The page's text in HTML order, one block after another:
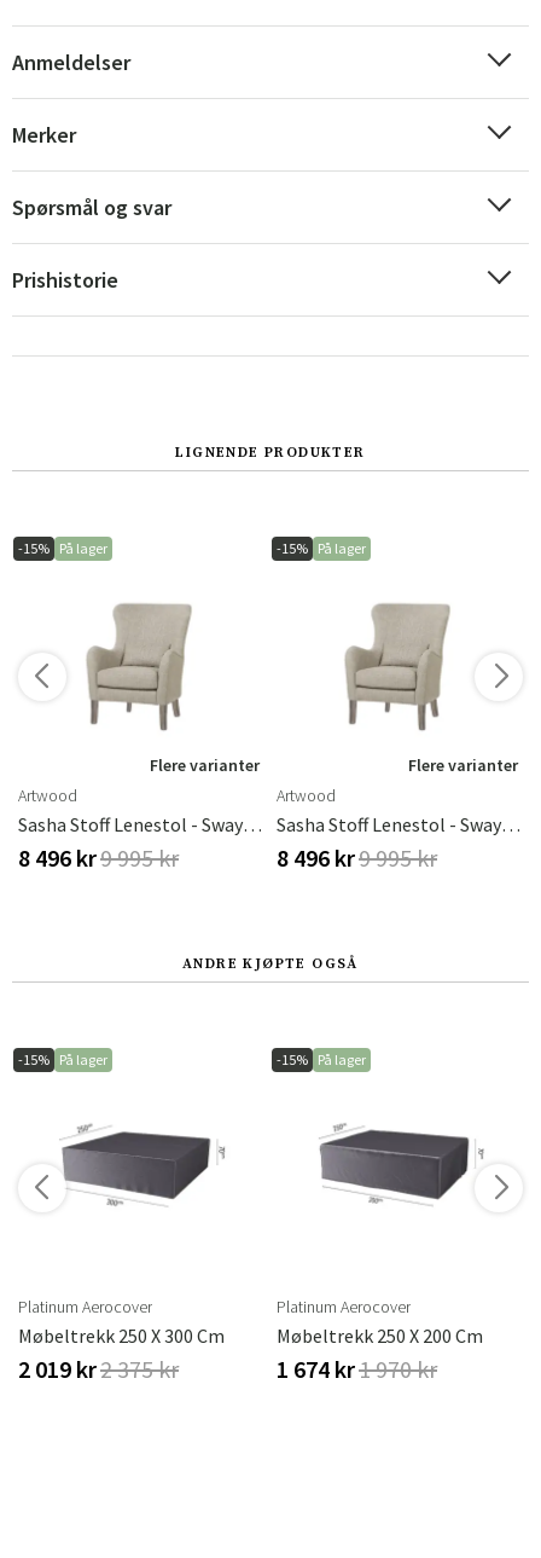
Suomi
Anmeldelser
Merker
Spørsmål og svar
Prishistorie
LIGNENDE PRODUKTER
-15% På lager
Flere varianter
Artwood
Sasha Stoff Lenestol - Sway Natural
8 496 kr9 995 kr
-15% På lager
Flere varianter
Artwood
Sasha Stoff Lenestol - Sway Natural
8 496 kr9 995 kr
ANDRE KJØPTE OGSÅ
-15% På lager
Platinum Aerocover
Møbeltrekk 250 X 300 Cm
2 019 kr2 375 kr
-15% På lager
Platinum Aerocover
Møbeltrekk 250 X 200 Cm
1 674 kr1 970 kr